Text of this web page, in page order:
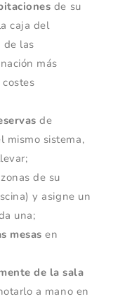
de su
caja del
de las
más
de
mismo sistema,
de su
y asigne un
una;
mesas en
de la sala
a mano en